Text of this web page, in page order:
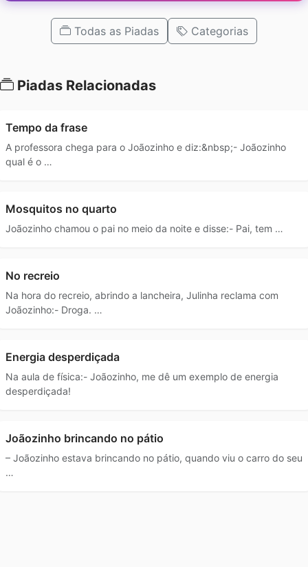
Todas as Piadas Categorias
Piadas Relacionadas
Tempo da frase
A professora chega para o Joãozinho e diz:&nbsp;- Joãozinho
qual é o …
Mosquitos no quarto
Joãozinho chamou o pai no meio da noite e disse:- Pai, tem …
No recreio
Na hora do recreio, abrindo a lancheira, Julinha reclama com
Joãozinho:- Droga. …
Energia desperdiçada
Na aula de física:- Joãozinho, me dê um exemplo de energia
desperdiçada!
Joãozinho brincando no pátio
– Joãozinho estava brincando no pátio, quando viu o carro do seu
…